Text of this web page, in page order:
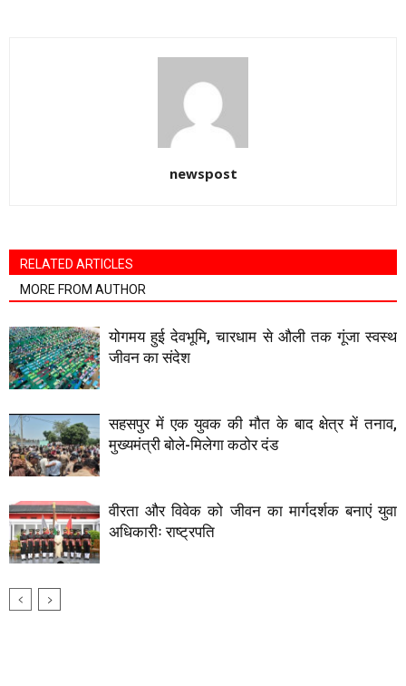
newspost
RELATED ARTICLES
MORE FROM AUTHOR
योगमय हुई देवभूमि, चारधाम से औली तक गूंजा स्वस्थ
जीवन का संदेश
सहसपुर में एक युवक की मौत के बाद क्षेत्र में तनाव,
मुख्यमंत्री बोले-मिलेगा कठोर दंड
वीरता और विवेक को जीवन का मार्गदर्शक बनाएं युवा
अधिकारीः राष्ट्रपति